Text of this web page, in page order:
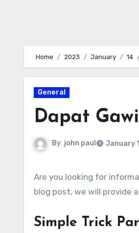
Home 2023 January 14
General
Dapat
By john paul January
Are you looking for
blog post, we will provide
Simple Trick